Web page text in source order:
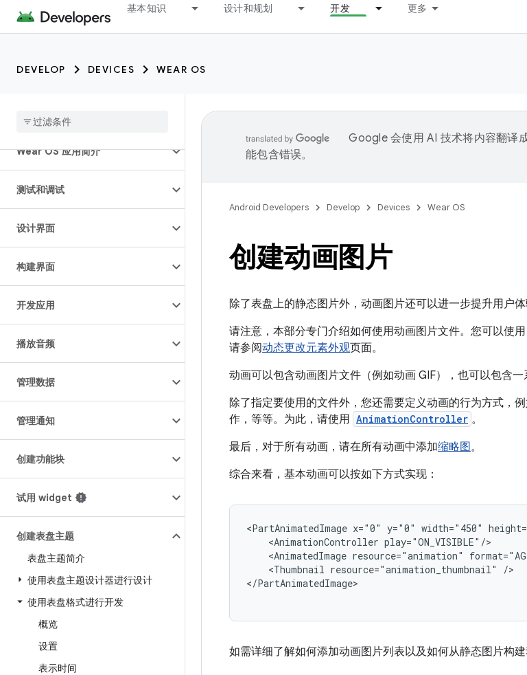
基本知识 设计和规划 开发 更多
DEVELOP DEVICES WEAR OS
所有设备 ⍈
Wear OS 应用简介
测试和调试
设计界面
构建界面
开发应用
播放音频
管理数据
管理通知
创建功能块
试用 widget
创建表盘主题
表盘主题简介
使用表盘主题设计器进行设计
使用表盘格式进行开发
概览
设置
表示时间
Google 会使用 AI 技术将内容翻译
能包含错误。
Android Developers Develop Devices Wear OS
创建动画图片
除了表盘上的静态图片外，动画图片还可以进一步提升用户体
请注意，本部分专门介绍如何使用动画图片文件。您可以使用
请参阅动态更改元素外观页面。
动画可以包含动画图片文件（例如动画 GIF），也可以包含一
除了指定要使用的文件外，您还需要定义动画的行为方式，
作，等等。为此，请使用 AnimationController 。
最后，对于所有动画，请在所有动画中添加缩略图。
综合来看，基本动画可以按如下方式实现：
<PartAnimatedImage x="0" y="0" width="450"
<AnimationController
<AnimatedImage resource="animation"
<Thumbnail resource="animation_thumbnail"
/>
</PartAnimatedImage>
如需详细了解如何添加动画图片列表以及如何从静态图片构